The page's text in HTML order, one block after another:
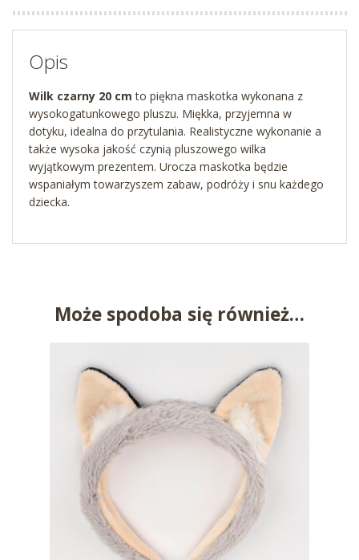
Opis
Wilk czarny 20 cm to piękna maskotka wykonana z
wysokogatunkowego pluszu. Miękka, przyjemna w
dotyku, idealna do przytulania. Realistyczne wykonanie a
także wysoka jakość czynią pluszowego wilka
wyjątkowym prezentem. Urocza maskotka będzie
wspaniałym towarzyszem zabaw, podróży i snu każdego
dziecka.
Może spodoba się również…